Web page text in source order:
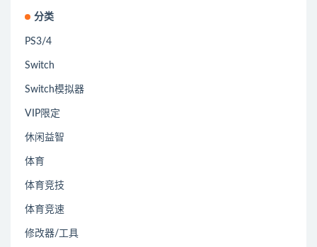
分类
PS3/4
Switch
Switch模拟器
VIP限定
休闲益智
体育
体育竞技
体育竞速
修改器/工具